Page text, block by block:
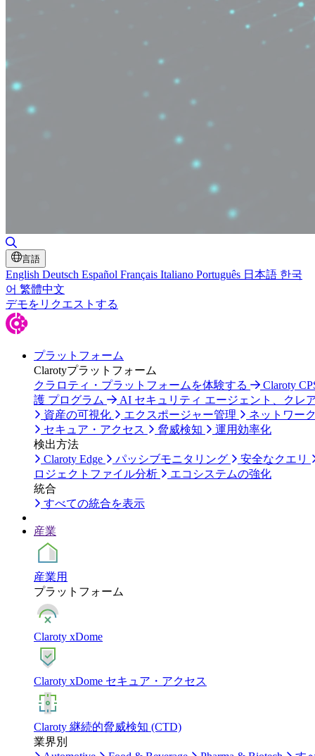
言語
English Deutsch Español Français Italiano Português 日本語 한국
어 繁體中文
デモをリクエストする
プラットフォーム
Clarotyプラットフォーム
クラロティ・プラットフォームを体験する
Claroty
護 プログラム
AI セキュリティ エージェント、クレ
資産の可視化
エクスポージャー管理
ネットワー
セキュア・アクセス
脅威検知
運用効率化
検出方法
Claroty Edge
パッシブモニタリング
安全なクエリ
ロジェクトファイル分析
エコシステムの強化
統合
すべての統合を表示
産業
産業用
プラットフォーム
Claroty xDome
Claroty xDome セキュア・アクセス
Claroty 継続的脅威検知 (CTD)
業界別